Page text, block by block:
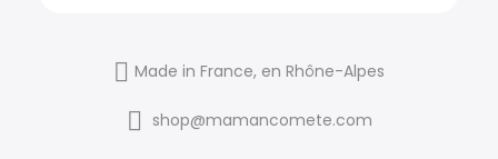
Made in France, en Rhône-Alpes
shop@mamancomete.com